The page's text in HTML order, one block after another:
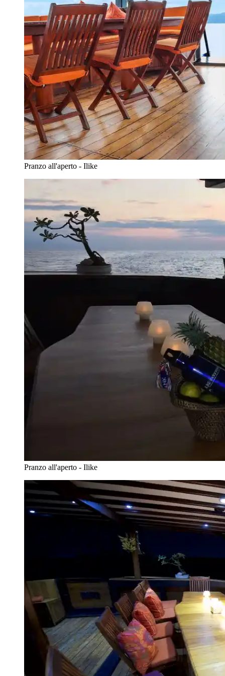
Pranzo all'aperto - Ilike
Pranzo all'aperto - Ilike